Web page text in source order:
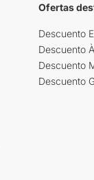
Ofertas
Descuento
Descuento
Descuento
Descuento